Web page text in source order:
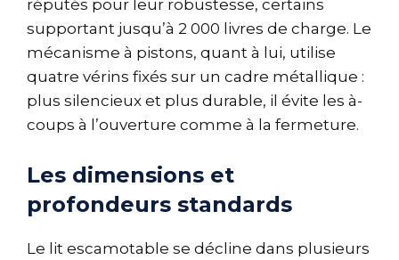
réputés pour leur robustesse, certains
supportant jusqu’à 2 000 livres de charge. Le
mécanisme à pistons, quant à lui, utilise
quatre vérins fixés sur un cadre métallique :
plus silencieux et plus durable, il évite les à-
coups à l’ouverture comme à la fermeture.
Les dimensions et
profondeurs standards
Le lit escamotable se décline dans plusieurs